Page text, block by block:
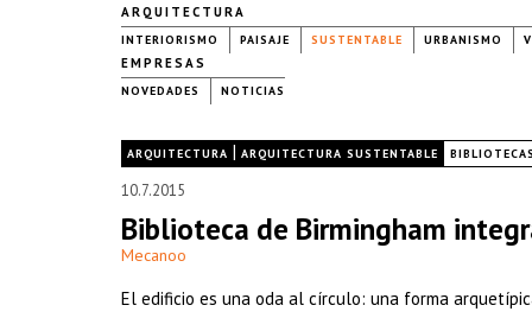
ARQUITECTURA
INTERIORISMO PAISAJE SUSTENTABLE URBANISMO
EMPRESAS
NOVEDADES NOTICIAS
ARQUITECTURA | ARQUITECTURA SUSTENTABLE
10.7.2015
Biblioteca de Birmingham
Mecanoo
El edificio es una oda al círculo: una forma